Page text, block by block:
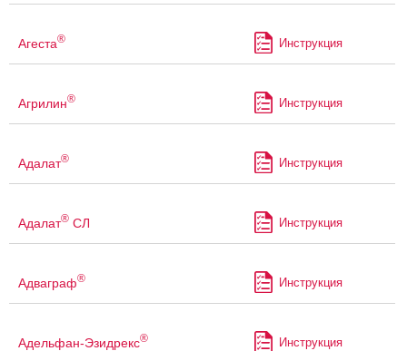
Агеста® Инструкция
Агрилин® Инструкция
Адалат® Инструкция
Адалат® СЛ Инструкция
Адваграф® Инструкция
Адельфан-Эзидрекс® Инструкция